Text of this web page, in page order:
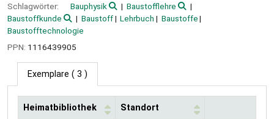
Schlagwörter:
Bauphysik
Baustofflehre
Baustoffkunde
Baustoff Lehrbuch
Baustoffe
Baustofftechnologie
PPN: 1116439905
Exemplare ( 3 )
Heimatbibliothek Standort